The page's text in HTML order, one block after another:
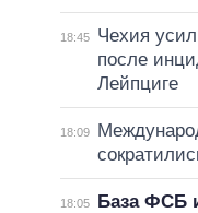
18:45
Чехия
после
Лейпциге
18:09
18:05
База ФСБ